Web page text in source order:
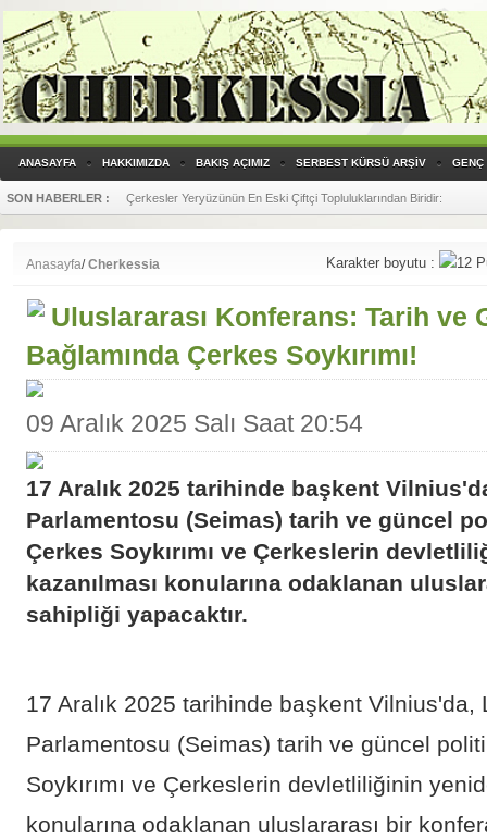
ANASAYFA HAKKIMIZDA BAKIŞ AÇIMIZ SERBEST KÜRSÜ ARŞİV GENÇ
SON HABERLER : Yandex Translate, Çerkesçe (Batı diyalekti) Çeviri Yapmaya Başladı!
Anasayfa/Cherkessia Karakter boyutu :
Uluslararası Konferans: Tarih ve
Bağlamında Çerkes Soykırımı!
09 Aralık 2025 Salı Saat 20:54
17 Aralık 2025 tarihinde başkent
Parlamentosu (Seimas) tarih ve güncel
Çerkes Soykırımı ve Çerkeslerin
kazanılması konularına odaklanan
sahipliği yapacaktır.
17 Aralık 2025 tarihinde başkent
Parlamentosu (Seimas) tarih ve güncel
Soykırımı ve Çerkeslerin devletliliğinin
konularına odaklanan uluslararası bir